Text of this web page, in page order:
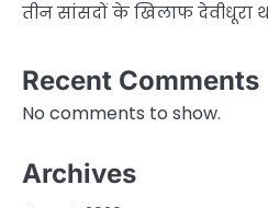
तीन सांसदों के खिलाफ देवीधूरा
Recent Comments
No comments to show.
Archives